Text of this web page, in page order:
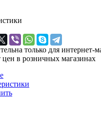
только для интернет-
цен в розничных магазинах